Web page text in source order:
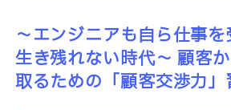
～エンジニアも自ら仕事
生き残れない時代～ 顧客
取るための「顧客交渉力